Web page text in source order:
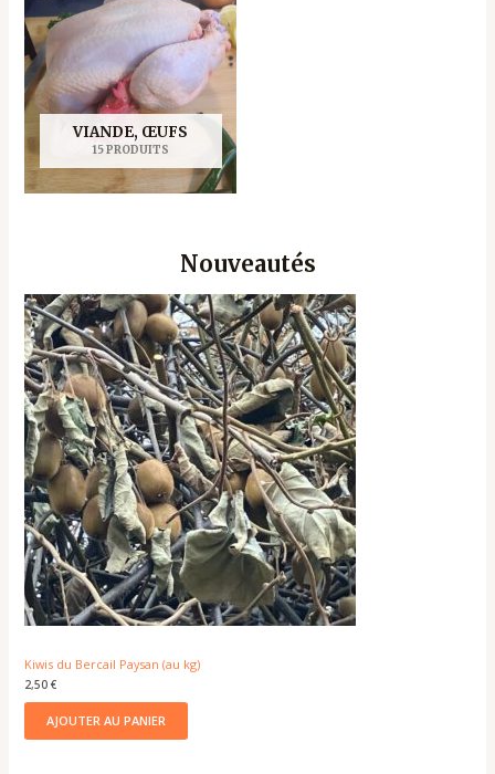
VIANDE, ŒUFS
15 PRODUITS
Nouveautés
Kiwis du Bercail Paysan (au kg)
2,50€
AJOUTER AU PANIER